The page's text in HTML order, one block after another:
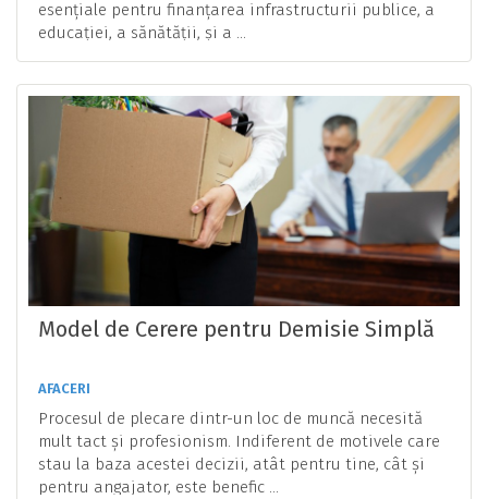
esențiale pentru finanțarea infrastructurii publice, a
educației, a sănătății, și a ...
Model de Cerere pentru Demisie Simplă
AFACERI
Procesul de plecare dintr-un loc de muncă necesită
mult tact și profesionism. Indiferent de motivele care
stau la baza acestei decizii, atât pentru tine, cât și
pentru angajator, este benefic ...